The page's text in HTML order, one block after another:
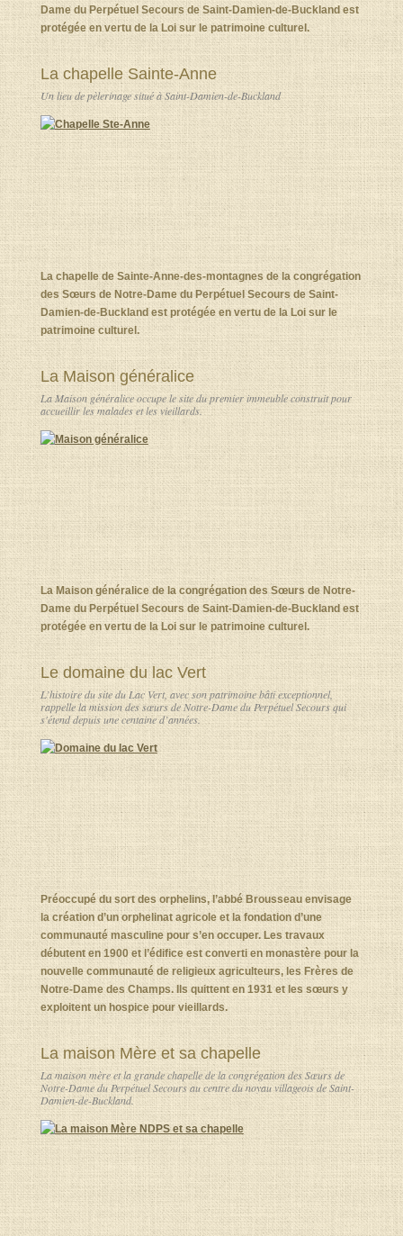
Dame du Perpétuel Secours de Saint-Damien-de-Buckland est
protégée en vertu de la Loi sur le patrimoine culturel.
La chapelle Sainte-Anne
Un lieu de pèlerinage situé à Saint-Damien-de-Buckland
La chapelle de Sainte-Anne-des-montagnes de la congrégation
des Sœurs de Notre-Dame du Perpétuel Secours de Saint-
Damien-de-Buckland est protégée en vertu de la Loi sur le
patrimoine culturel.
La Maison généralice
La Maison généralice occupe le site du premier immeuble construit pour
accueillir les malades et les vieillards.
La Maison généralice de la congrégation des Sœurs de Notre-
Dame du Perpétuel Secours de Saint-Damien-de-Buckland est
protégée en vertu de la Loi sur le patrimoine culturel.
Le domaine du lac Vert
L’histoire du site du Lac Vert, avec son patrimoine bâti exceptionnel,
rappelle la mission des sœurs de Notre-Dame du Perpétuel Secours qui
s'étend depuis une centaine d’années.
Préoccupé du sort des orphelins, l’abbé Brousseau envisage
la création d’un orphelinat agricole et la fondation d’une
communauté masculine pour s’en occuper. Les travaux
débutent en 1900 et l’édifice est converti en monastère pour la
nouvelle communauté de religieux agriculteurs, les Frères de
Notre-Dame des Champs. Ils quittent en 1931 et les sœurs y
exploitent un hospice pour vieillards.
La maison Mère et sa chapelle
La maison mère et la grande chapelle de la congrégation des Sœurs de
Notre-Dame du Perpétuel Secours au centre du noyau villageois de Saint-
Damien-de-Buckland.